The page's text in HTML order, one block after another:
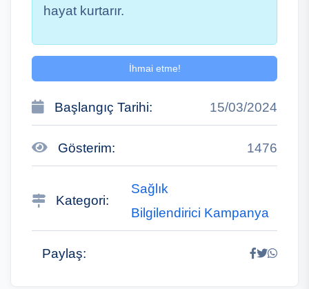
hayat kurtarır.
İhmai etme!
Başlangıç Tarihi: 15/03/2024
Gösterim: 1476
Kategori:
Sağlık
Bilgilendirici Kampanya
Paylaş: